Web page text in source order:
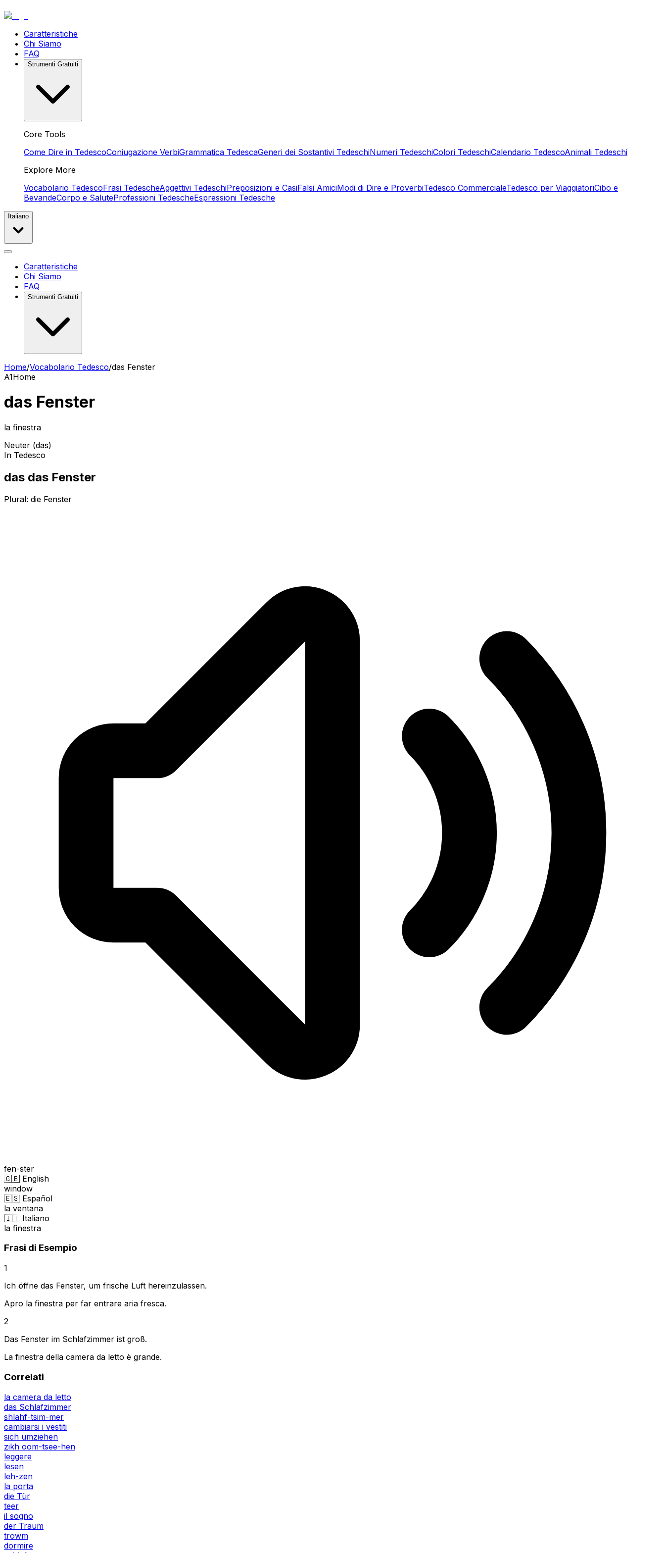
Caratteristiche
Chi Siamo
FAQ
Strumenti Gratuiti
Core Tools
Come Dire in TedescoConiugazione VerbiGrammatica TedescaGeneri dei Sostantivi TedeschiNumeri TedeschiColori TedeschiCalendario TedescoAnimali Tedeschi
Explore More
Vocabolario TedescoFrasi TedescheAggettivi TedeschiPreposizioni e CasiFalsi AmiciModi di Dire e ProverbiTedesco CommercialeTedesco per ViaggiatoriCibo e
BevandeCorpo e SaluteProfessioni TedescheEspressioni Tedesche
Italiano
Caratteristiche
Chi Siamo
FAQ
Strumenti Gratuiti
Home/Vocabolario Tedesco/das Fenster
A1Home
das Fenster
la finestra
Neuter (das)
In Tedesco
das das Fenster
Plural: die Fenster
fen-ster
🇬🇧 English
window
🇪🇸 Español
la ventana
🇮🇹 Italiano
la finestra
Frasi di Esempio
1
Ich öffne das Fenster, um frische Luft hereinzulassen.
Apro la finestra per far entrare aria fresca.
2
Das Fenster im Schlafzimmer ist groß.
La finestra della camera da letto è grande.
Correlati
la camera da letto
das Schlafzimmer
shlahf-tsim-mer
cambiarsi i vestiti
sich umziehen
zikh oom-tsee-hen
leggere
lesen
leh-zen
la porta
die Tür
teer
il sogno
der Traum
trowm
dormire